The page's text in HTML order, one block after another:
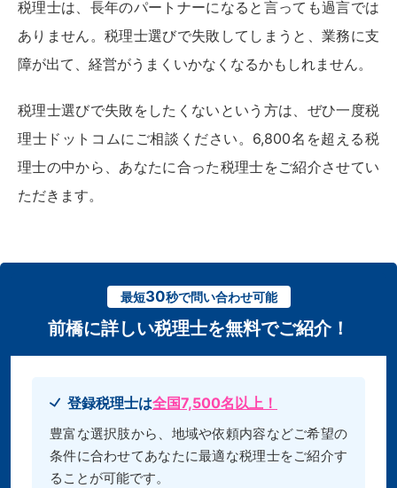
税理士は、長年のパートナーになると言っても過言では
ありません。税理士選びで失敗してしまうと、業務に支
障が出て、経営がうまくいかなくなるかもしれません。
税理士選びで失敗をしたくないという方は、ぜひ一度税
理士ドットコムにご相談ください。6,800名を超える税
理士の中から、あなたに合った税理士をご紹介させてい
ただきます。
最短30秒で問い合わせ可能
前橋に詳しい税理士を無料でご紹介！
登録税理士は全国7,500名以上！
豊富な選択肢から、地域や依頼内容などご希望の
条件に合わせてあなたに最適な税理士をご紹介す
ることが可能です。